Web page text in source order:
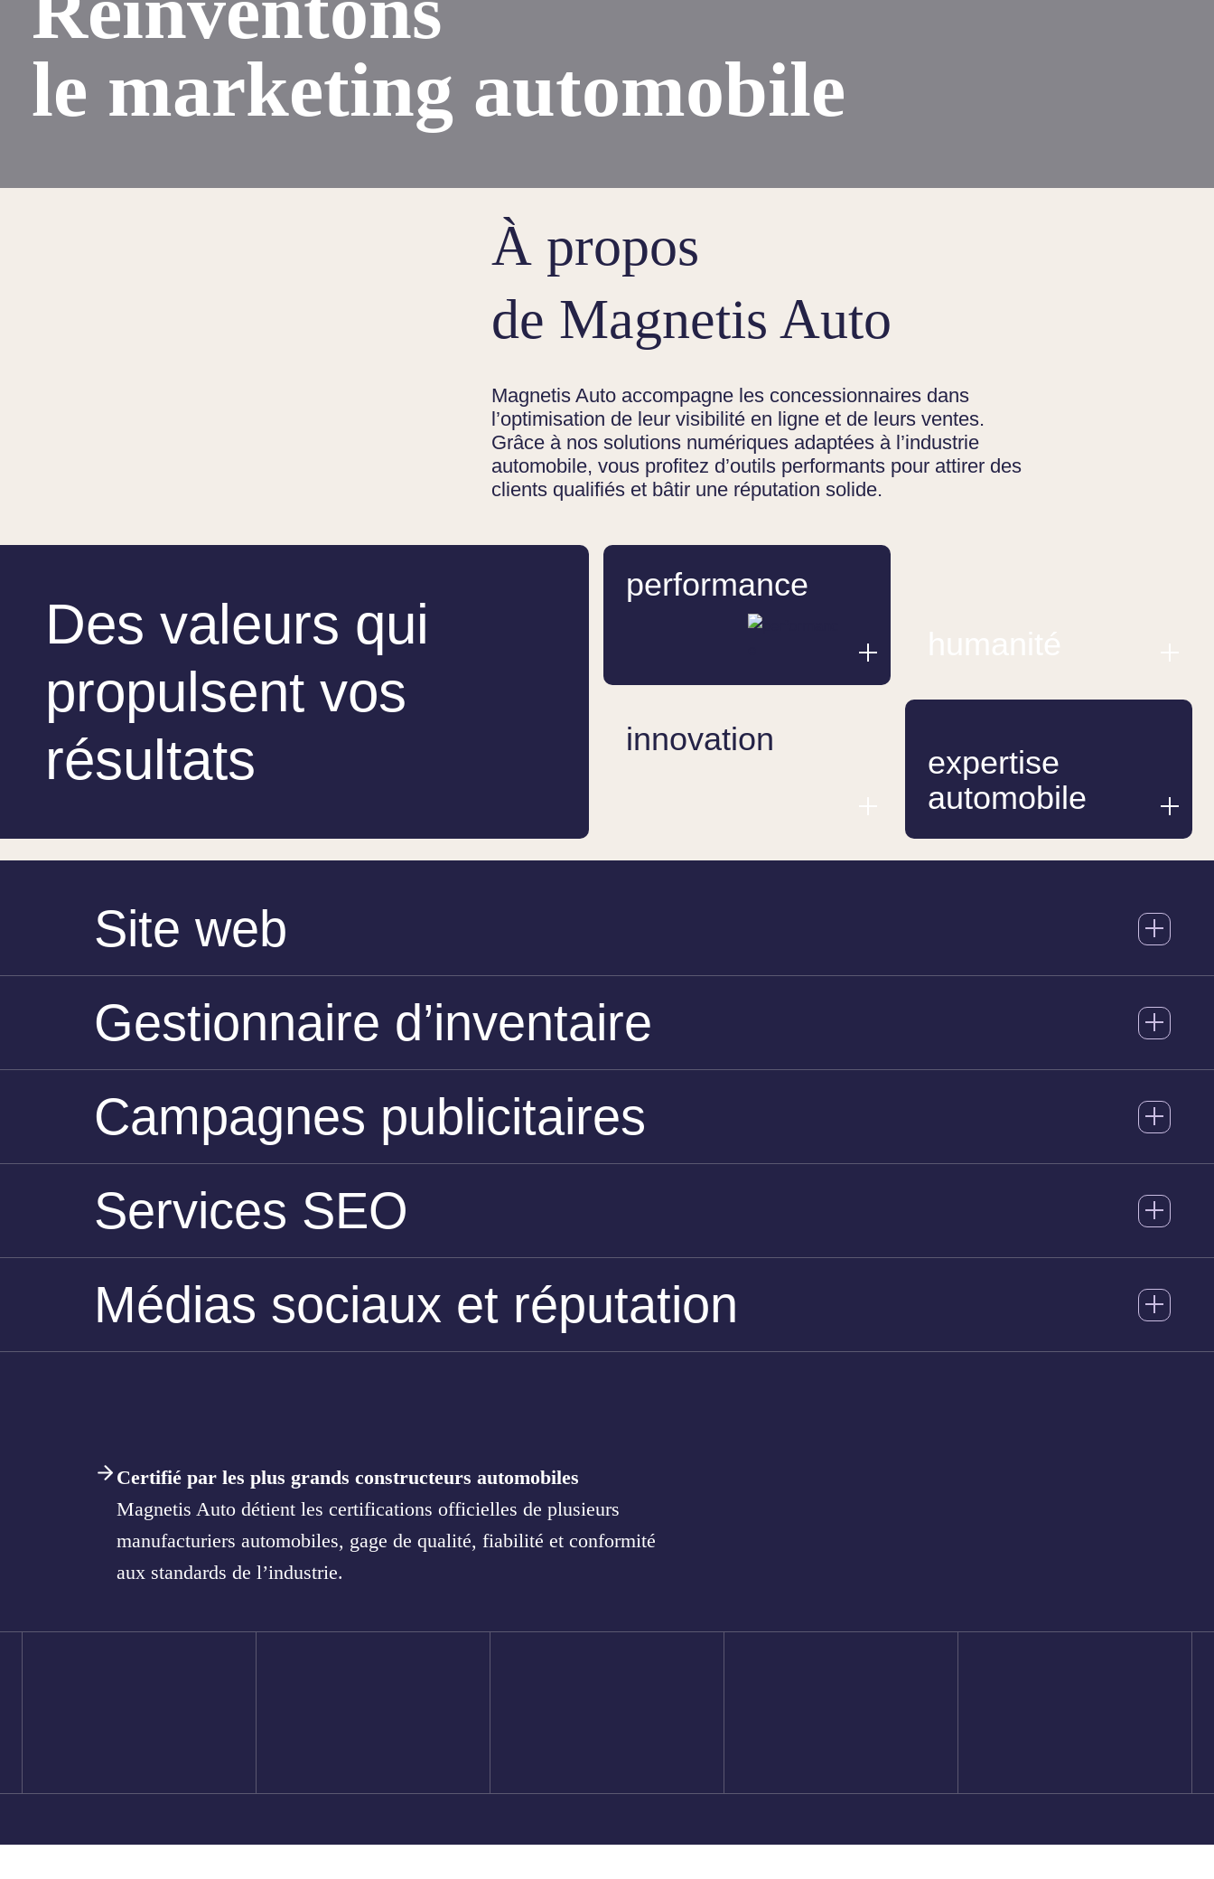
le marketing automobile
À propos
de Magnetis Auto
Magnetis Auto accompagne les concessionnaires dans
l’optimisation de leur visibilité en ligne et de leurs ventes.
Grâce à nos solutions numériques adaptées à l’industrie
automobile, vous profitez d’outils performants pour attirer des
clients qualifiés et bâtir une réputation solide.
Des valeurs qui
propulsent vos
résultats
performance
innovation
expertise
automobile
Site web
Gestionnaire d’inventaire
Campagnes publicitaires
Services SEO
Médias sociaux et réputation
Certifié par les plus grands constructeurs automobiles
Magnetis Auto détient les certifications officielles de plusieurs
manufacturiers automobiles, gage de qualité, fiabilité et conformité
aux standards de l’industrie.